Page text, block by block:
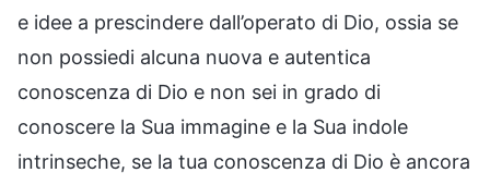
e idee a prescindere dall’operato di Dio, ossia se
non possiedi alcuna nuova e autentica
conoscenza di Dio e non sei in grado di
conoscere la Sua immagine e la Sua indole
intrinseche, se la tua conoscenza di Dio è ancora